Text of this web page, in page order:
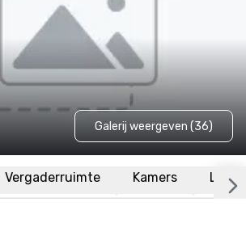
Galerij weergeven (36)
Vergaderruimte Kamers